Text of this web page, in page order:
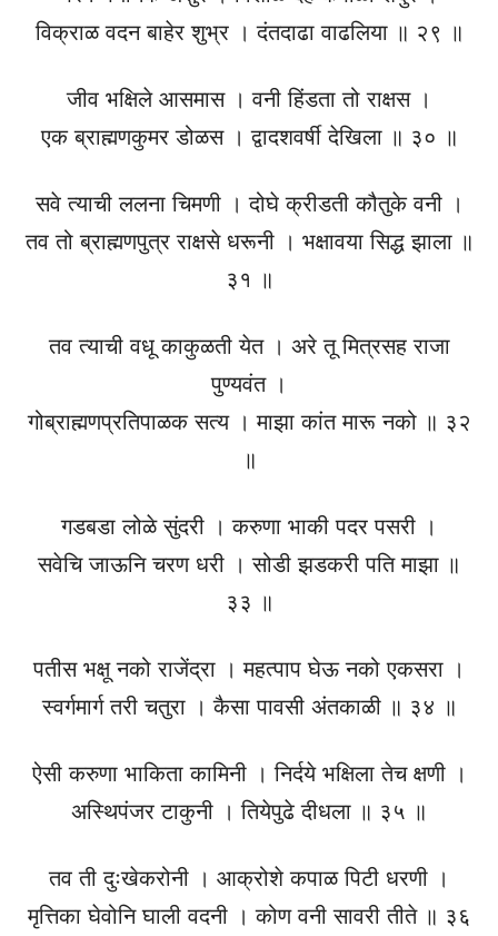
विक्राळ वदन बाहेर शुभ्र । दंतदाढा वाढलिया ॥ २९ ॥
जीव भक्षिले आसमास । वनी हिंडता तो राक्षस ।
एक ब्राह्मणकुमर डोळस । द्वादशवर्षी देखिला ॥ ३० ॥
सवे त्याची ललना चिमणी । दोघे क्रीडती कौतुके वनी ।
तव तो ब्राह्मणपुत्र राक्षसे धरूनी । भक्षावया सिद्ध झाला ॥
३१ ॥
तव त्याची वधू काकुळती येत । अरे तू मित्रसह राजा
पुण्यवंत ।
गोब्राह्मणप्रतिपाळक सत्य । माझा कांत मारू नको ॥ ३२
॥
गडबडा लोळे सुंदरी । करुणा भाकी पदर पसरी ।
सवेचि जाऊनि चरण धरी । सोडी झडकरी पति माझा ॥
३३ ॥
पतीस भक्षू नको राजेंद्रा । महत्पाप घेऊ नको एकसरा ।
स्वर्गमार्ग तरी चतुरा । कैसा पावसी अंतकाळी ॥ ३४ ॥
ऐसी करुणा भाकिता कामिनी । निर्दये भक्षिला तेच क्षणी ।
अस्थिपंजर टाकुनी । तियेपुढे दीधला ॥ ३५ ॥
तव ती दुःखेकरोनी । आक्रोशे कपाळ पिटी धरणी ।
मृत्तिका घेवोनि घाली वदनी । कोण वनी सावरी तीते ॥ ३६